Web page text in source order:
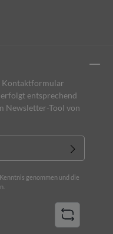
Kontaktformular
entsprechend
Newsletter-Tool von
genommen und die